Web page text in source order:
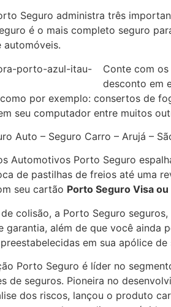
Seguro administra três
é o mais completo seguro
automóveis.
Conte com
desconto em
por exemplo: consertos de
seu computador entre muitos
Auto – Seguro Carro – Arujá –
Automotivos Porto Seguro
de pastilhas de freios até uma
seu cartão Porto Seguro Visa
colisão, a Porto Seguro
garantia, além de que você ainda
em sua apólice de
Porto Seguro é líder no
de seguros. Pioneira no
dos riscos, lançou o produto